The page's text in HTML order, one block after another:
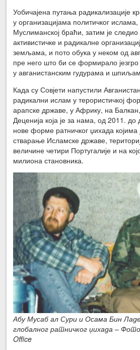
Уобичајена путања радикализације
у организацијама политичког
Муслиманској браћи, затим је
активистичке и радикалне
земљама, и пото обука у неком од
пре него што би се формирало
у авганистанским гудурама и
Када су Совјети напустили
радикални ислам у терористичкој
арапске државе, у Африку, на
Деценија која је за нама, од 2011. до
нове форме ратничког џихада
стварање Исламске државе,
величине четири Португалије и на
милиона становника.
Абу Мусаб ал Сури и Осама Бин
глобалног ратничког џихада –
Office